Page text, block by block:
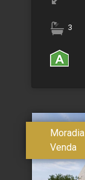
3
Moradia
Venda